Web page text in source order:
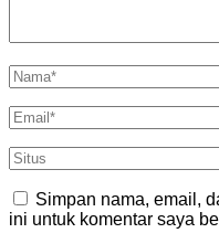
Simpan nama, email,
ini untuk komentar saya